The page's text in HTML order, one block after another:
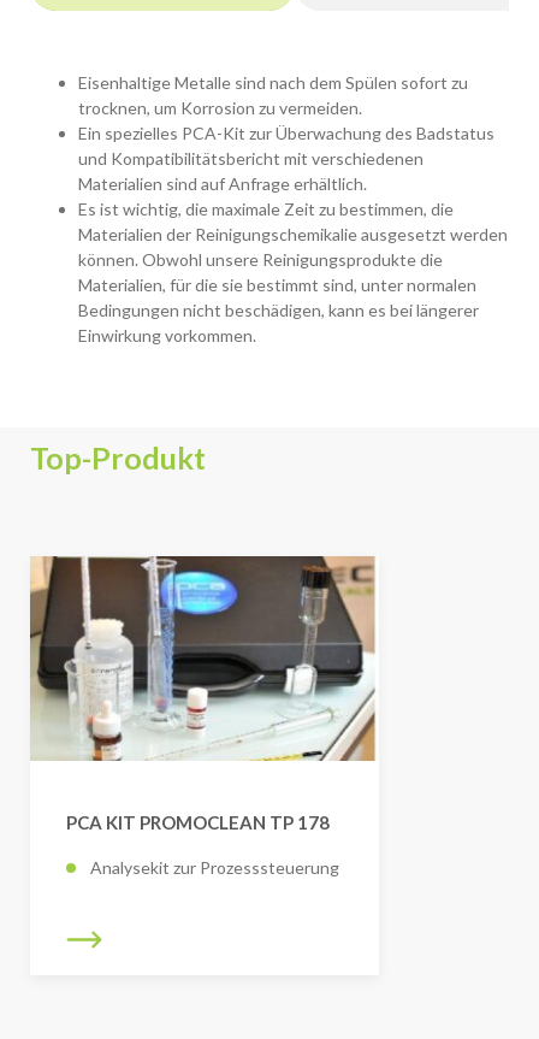
Eisenhaltige Metalle sind nach dem Spülen sofort zu
trocknen, um Korrosion zu vermeiden.
Ein spezielles PCA-Kit zur Überwachung des Badstatus
und Kompatibilitätsbericht mit verschiedenen
Materialien sind auf Anfrage erhältlich.
Es ist wichtig, die maximale Zeit zu bestimmen, die
Materialien der Reinigungschemikalie ausgesetzt werden
können. Obwohl unsere Reinigungsprodukte die
Materialien, für die sie bestimmt sind, unter normalen
Bedingungen nicht beschädigen, kann es bei längerer
Einwirkung vorkommen.
Top-Produkt
PCA KIT PROMOCLEAN TP 178
Analysekit zur Prozesssteuerung